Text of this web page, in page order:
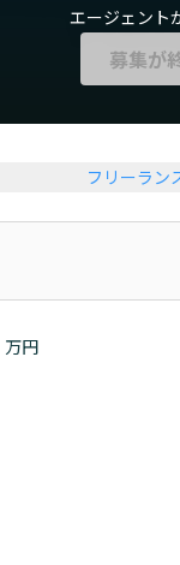
エージェント
募集が
フリーラン
万円